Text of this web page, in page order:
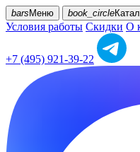
bars Меню book_circle
Условия работы Скидки О
+7 (495) 921-39-22